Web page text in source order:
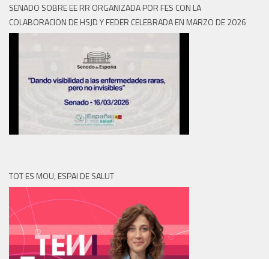
SENADO SOBRE EE RR ORGANIZADA POR FES CON LA
COLABORACION DE HSJD Y FEDER CELEBRADA EN MARZO DE 2026
TOT ES MOU, ESPAI DE SALUT